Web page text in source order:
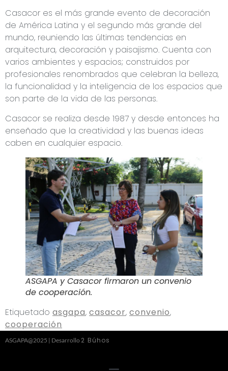
Casacor es el más grande evento de decoración
de América Latina y el segundo más grande del
mundo, reuniendo las últimas tendencias en
arquitectura, decoración y paisajismo. Cuenta con
varios ambientes y espacios; construidos por
profesionales renombrados que celebran la belleza,
la funcionalidad y la inteligencia de los espacios que
son parte de la vida de las personas.
Casacor se realiza desde 1987 y desde entonces ha
enseñado que la creatividad y las buenas ideas
caben en cualquier espacio.
ASGAPA y Casacor firmaron un convenio
de cooperación.
Etiquetado asgapa, casacor, convenio,
cooperación
ASGAPA@2025 | Desarrollo 2 Búhos